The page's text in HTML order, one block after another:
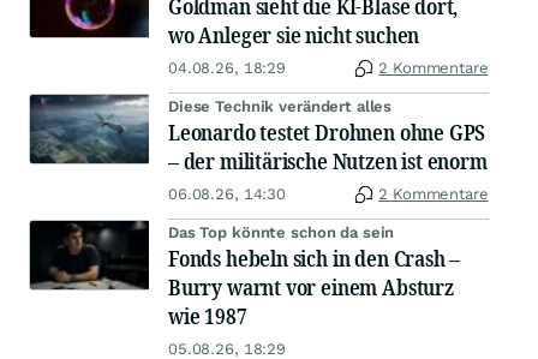
Goldman sieht die KI-Blase dort,
wo Anleger sie nicht suchen
04.08.26, 18:29 2 Kommentare
Diese Technik verändert alles
Leonardo testet Drohnen ohne GPS
– der militärische Nutzen ist enorm
06.08.26, 14:30 2 Kommentare
Das Top könnte schon da sein
Fonds hebeln sich in den Crash –
Burry warnt vor einem Absturz
wie 1987
05.08.26, 18:29